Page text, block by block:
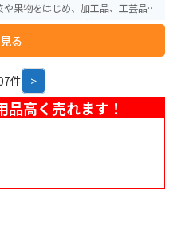
すめは、地元産の柚子を使ったジ
な香りと風味が楽しめます。また、
わうことができます。 バイク
の休憩場所として最適です。駐車
ます。周辺には、尾鈴山や傾山な
を楽しむことができます。また、
スも良好です。
る
件 >
高く売れます！